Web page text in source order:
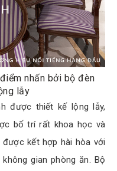
nhấn bởi bộ đèn
lẫy
được thiết kế lộng lẫy,
bố trí rất khoa học và
được kết hợp hài hòa với
gian phòng ăn. Bộ